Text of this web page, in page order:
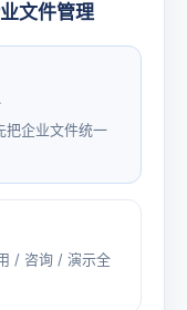
文件管理
把企业文件统一
/ 咨询 / 演示全